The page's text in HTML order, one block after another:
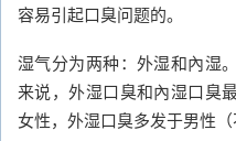
容易引起口臭问题的。
湿气分为两种：外湿和內湿
来说，外湿口臭和內湿口臭
女性，外湿口臭多发于男性